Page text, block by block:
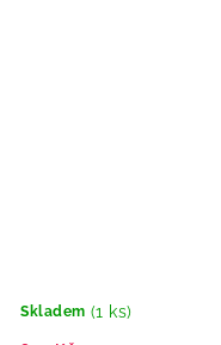
Skladem (1 ks)